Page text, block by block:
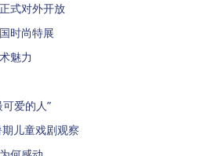
式对外开放
时尚特展
魅力
可爱的人”
儿童戏剧观察